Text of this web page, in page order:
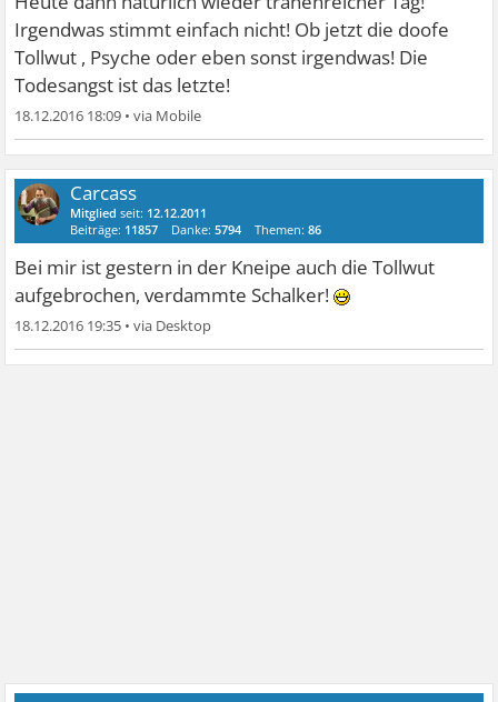
Irgendwas stimmt einfach nicht! Ob jetzt die doofe
Tollwut , Psyche oder eben sonst irgendwas! Die
Todesangst ist das letzte!
18.12.2016 18:09 •
Carcass
Mitglied seit: 12.12.2011
Beiträge: 11857 Danke:5794 Themen:86
Bei mir ist gestern in der Kneipe auch die Tollwut
aufgebrochen, verdammte Schalker!
18.12.2016 19:35 •